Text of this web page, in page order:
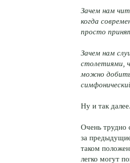
Зачем нам
когда
просто
Зачем нам
столетиями,
можно
Ну и так далее.
Очень трудно
за
таком
легко могут